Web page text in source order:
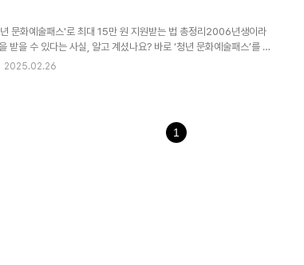
시는 만 19세에서 39세 이하의 청년을 대상..
문화예술패스'로 최대 15만 원 지원받는 법 총정리2006년생이라
받을 수 있다는 사실, 알고 계셨나요? 바로 ‘청년 문화예술패스’를 통
금을 받을 수 있습니다. 이 제도는 청년들이 다양한 문화와 예술을
정부가 만 18세 청년들에게 제공하는 문화예술 지원 제도입니다. 이
인이 되는 시점에서 다양한 문화예술을 경험하며 창의성과 감수성..
2025.02.26
1